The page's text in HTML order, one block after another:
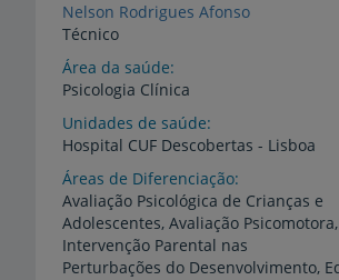
Nelson Rodrigues Afonso
Técnico
Área da saúde
Psicologia Clínica
Unidades de saúde
Hospital CUF Descobertas - Lisboa
Áreas de Diferenciação
Avaliação Psicológica de Crianças e
Adolescentes, Avaliação Psicomotora,
Intervenção Parental nas